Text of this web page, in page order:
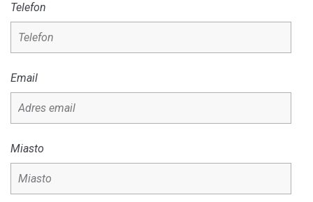
Telefon
Email
Miasto